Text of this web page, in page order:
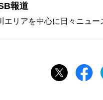
報道
エリアを中心に日々ニュー